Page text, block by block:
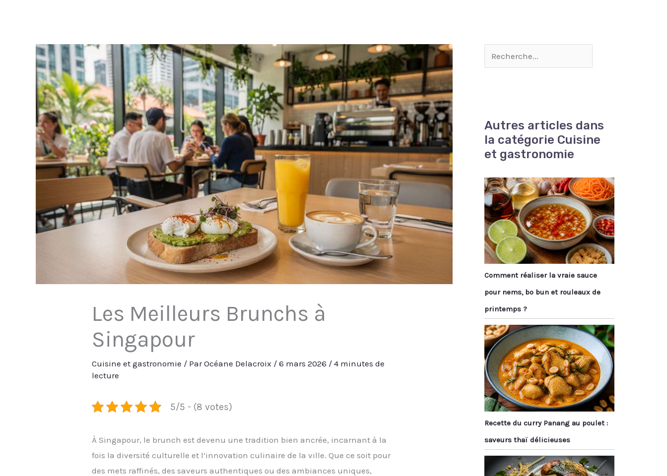
Les Meilleurs Brunchs à
Singapour
Cuisine et gastronomie / ParOcéane Delacroix /6 mars 2026 /4 minutes de
lecture
5/5 - (8 votes)
À Singapour, le brunch est devenu une tradition bien ancrée, incarnant à la
fois la diversité culturelle et l’innovation culinaire de la ville. Que ce soit pour
des mets raffinés, des saveurs authentiques ou des ambiances uniques,
Autres articles dans
la catégorie Cuisine
et gastronomie
Comment réaliser la vraie sauce
pour nems, bo bun et rouleaux de
printemps ?
Recette du curry Panang au poulet :
saveurs thaï délicieuses